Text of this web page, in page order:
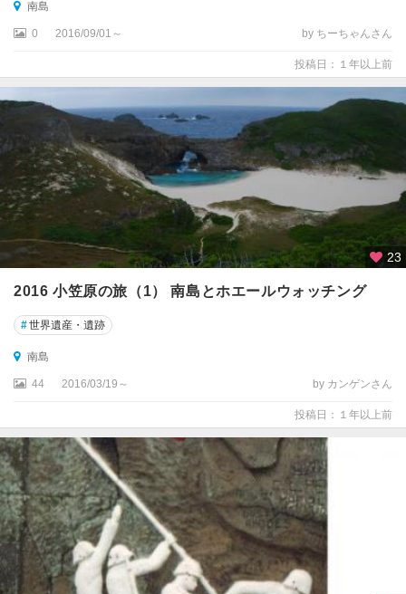
葛
・
立
橋
練
馬
・
羽
中
・
並
・
谷
東
京
駅
・
大
南島
0 2016/09/01～ by ちーちゃんさん
投稿日：１年以上前
23
2016 小笠原の旅（1） 南島とホエールウォッチング
#世界遺産・遺跡
南島
44 2016/03/19～ by カンゲンさん
投稿日：１年以上前